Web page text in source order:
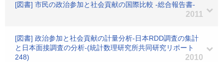
[図書] 市民の政治参加と社会貢献の国際比較 -総合報告書-
2011
[図書] 政治参加と社会貢献の計量分析-日本RDD調査の集計
と日本面接調査の分析-(統計数理研究所共同研究リポート
248)
2010